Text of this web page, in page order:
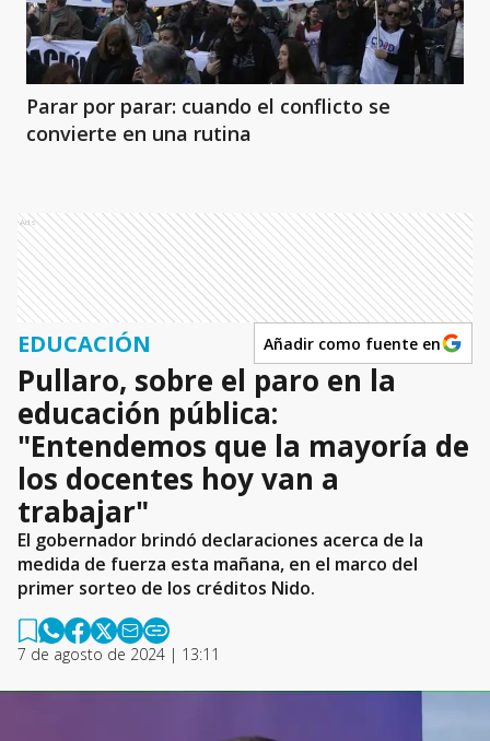
Parar por parar: cuando el conflicto se
convierte en una rutina
Ads
EDUCACIÓN Añadir como fuente en
Pullaro, sobre el paro en la
educación pública:
"Entendemos que la mayoría de
los docentes hoy van a
trabajar"
El gobernador brindó declaraciones acerca de la
medida de fuerza esta mañana, en el marco del
primer sorteo de los créditos Nido.
7 de agosto de 2024 | 13:11